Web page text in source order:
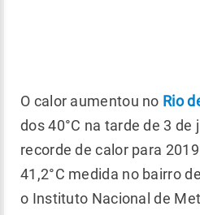
O calor aumentou no Rio
dos 40°C na tarde de 3 de
recorde de calor para
41,2°C medida no bairro
o Instituto Nacional de